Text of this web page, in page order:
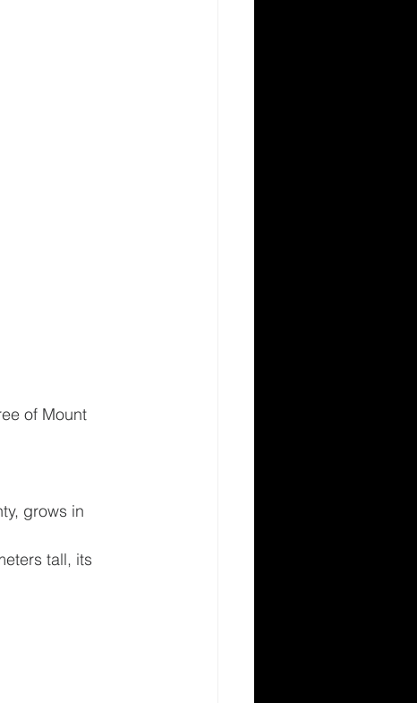
of Mount
grows in
tall, its